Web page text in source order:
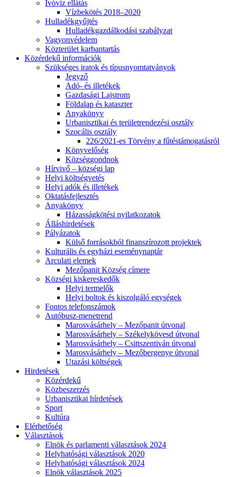
Ivóvíz ellátás
Vízbekötés 2018–2020
Hulladékgyűjtés
Hulladékgazdálkodási szabályzat
Vagyonvédelem
Közterület karbantartás
Közérdekű információk
Szükséges iratok és típusnyomtatványok
Jegyző
Adó- és illetékek
Gazdasági Lajstrom
Földalap és kataszter
Anyakönyv
Urbanisztikai és területrendezési osztály
Szocális osztály
226/2021-es Törvény a fűtéstámogatásról
Könyvelőség
Községgondnok
Hírvivő – községi lap
Helyi költségvetés
Helyi adók és illetékek
Oktatásfejlesztés
Anyakönyv
Házasságkötési nyilatkozatok
Álláshirdetések
Pályázatok
Külső forrásokból finanszírozott projektek
Kulturális és egyházi eseménynaptár
Arculati elemek
Mezőpanit Község címere
Községi kiskereskedők
Helyi termelők
Helyi boltok és kiszolgáló egységek
Fontos telefonszámok
Autóbusz-menetrend
Marosvásárhely – Mezőpanit útvonal
Marosvásárhely – Székelykövesd útvonal
Marosvásárhely – Csittszentiván útvonal
Marosvásárhely – Mezőbergenye útvonal
Utazási költségek
Hirdetések
Közérdekű
Közbeszerzés
Urbanisztikai hírdetések
Sport
Kultúra
Elérhetőség
Választások
Elnök és parlamenti választások 2024
Helyhatósági választások 2020
Helyhatósági választások 2024
Elnök választások 2025